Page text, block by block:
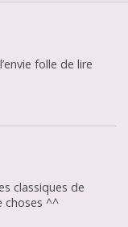
folle de lire
classiques de
choses ^^